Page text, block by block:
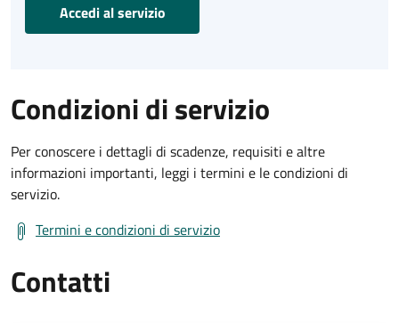
Accedi al servizio
Condizioni di servizio
Per conoscere i dettagli di scadenze, requisiti e altre
informazioni importanti, leggi i termini e le condizioni di
servizio.
Termini e condizioni di servizio
Contatti